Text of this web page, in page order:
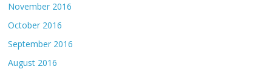
November 2016
October 2016
September 2016
August 2016